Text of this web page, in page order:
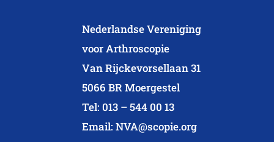
Nederlandse Vereniging
voor Arthroscopie
Van Rijckevorsellaan 31
5066 BR Moergestel
Tel: 013 – 544 00 13
Email: NVA@scopie.org